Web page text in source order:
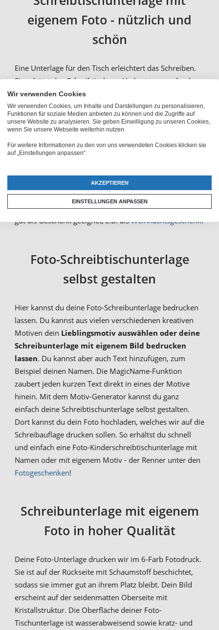
eigenem Foto - nützlich und
schön
Eine Unterlage für den Tisch erleichtert das Schreiben.
Sie schützt den Schreibtisch vor Verkratzungen durch
z.B.BecherundTassen
Bekannt sind Schreibunterlagen in verschiedenen
Farben und Formen aus der Massenproduktion –
entsprechend hat jede Büroschreibunterlage, egal ob zu
Hause oder an der Arbeit, irgendwo mindestens einen
Zwilling. Das muss nicht sein! Du kannst deine
. Wähle ein Bild, ein eigenes Motiv
oder einen eigenen Text und wir drucken es auf deine
Schreibtischauflage. Eine Dokumentenunterlage ist auch
gut als Geschenk geeignet, z.B. alsWeihnachtsgeschenk!
Foto-Schreibtischunterlage
selbst gestalten
Hier kannst du deine Foto-Schreibunterlage bedrucken
lassen. Du kannst aus vielen verschiedenen kreativen
Motiven dein Lieblingsmotiv auswählen oder deine
Schreibunterlage mit eigenem Bild bedrucken
lassen. Du kannst aber auch Text hinzufügen, zum
Beispiel deinen Namen. Die MagicName-Funktion
zaubert jeden kurzen Text direkt in eines der Motive
hinein. Mit dem Motiv-Generator kannst du ganz
einfach deine Schreibtischunterlage selbst gestalten.
Dort kannst du dein Foto hochladen, welches wir auf die
Schreibauflage drucken sollen. So erhältst du schnell
und einfach eine Foto-Kinderschreibtischunterlage mit
Namen oder mit eigenem Motiv - der Renner unter den
Fotogeschenken!
Schreibunterlage mit eigenem
Foto in hoher Qualität
Deine Foto-Unterlage drucken wir im 6-Farb Fotodruck.
Sie ist auf der Rückseite mit Schaumstoff beschichtet,
sodass sie immer gut an ihrem Platz bleibt. Dein Bild
erscheint auf der seidenmatten Oberseite mit
Kristallstruktur. Die Oberfläche deiner Foto-
Tischunterlage ist wasserabweisend sowie kratz- und
Wir verwenden Cookies
Wir verwenden Cookies, um Inhalte und Darstellungen zu personalisieren,
Funktionen für soziale Medien anbieten zu können und die Zugriffe auf
unsere Website zu analysieren. Sie geben Einwilligung zu unseren Cookies,
wenn Sie unsere Webseite weiterhin nutzen.
Für weitere Informationen zu den von uns verwendeten Cookies klicken sie
auf „Einstellungen anpassen“.
AKZEPTIEREN
EINSTELLUNGEN ANPASSEN